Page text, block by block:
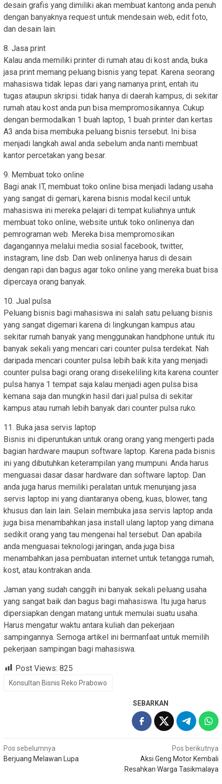
desain grafis yang dimiliki akan membuat kantong anda penuh
dengan banyaknya request untuk mendesain web, edit foto,
dan desain lain.
8. Jasa print
Kalau anda memiliki printer di rumah atau di kost anda, buka
jasa print memang peluang bisnis yang tepat. Karena seorang
mahasiswa tidak lepas dari yang namanya print, entah itu
tugas ataupun skripsi. tidak hanya di daerah kampus, di sekitar
rumah atau kost anda pun bisa mempromosikannya. Cukup
dengan bermodalkan 1 buah laptop, 1 buah printer dan kertas
A3 anda bisa membuka peluang bisnis tersebut. Ini bisa
menjadi langkah awal anda sebelum anda nanti membuat
kantor percetakan yang besar.
9. Membuat toko online
Bagi anak IT, membuat toko online bisa menjadi ladang usaha
yang sangat di gemari, karena bisnis modal kecil untuk
mahasiswa ini mereka pelajari di tempat kuliahnya untuk
membuat toko online, website untuk toko onlinenya dan
pemrograman web. Mereka bisa mempromosikan
dagangannya melalui media sosial facebook, twitter,
instagram, line dsb. Dan web onlinenya harus di desain
dengan rapi dan bagus agar toko online yang mereka buat bisa
dipercaya orang banyak.
10. Jual pulsa
Peluang bisnis bagi mahasiswa ini salah satu peluang bisnis
yang sangat digemari karena di lingkungan kampus atau
sekitar rumah banyak yang menggunakan handphone untuk itu
banyak sekali yang mencari cari counter pulsa terdekat. Nah
daripada mencari counter pulsa lebih baik kita yang menjadi
counter pulsa bagi orang orang disekeliling kita karena counter
pulsa hanya 1 tempat saja kalau menjadi agen pulsa bisa
kemana saja dan mungkin hasil dari jual pulsa di sekitar
kampus atau rumah lebih banyak dari counter pulsa ruko.
11. Buka jasa servis laptop
Bisnis ini diperuntukan untuk orang orang yang mengerti pada
bagian hardware maupun software laptop. Karena pada bisnis
ini yang dibutuhkan keterampilan yang mumpuni. Anda harus
menguasai dasar dasar hardware dan software laptop. Dan
anda juga harus memiliki peralatan untuk menunjang jasa
servis laptop ini yang diantaranya obeng, kuas, blower, tang
khusus dan lain lain. Selain membuka jasa servis laptop anda
juga bisa menambahkan jasa install ulang laptop yang dimana
sedikit orang yang tau mengenai hal tersebut. Dan apabila
anda menguasai teknologi jaringan, anda juga bisa
menambahkan jasa pembuatan internet untuk tetangga rumah,
kost, atau kontrakan anda.
Jaman yang sudah canggih ini banyak sekali peluang usaha
yang sangat baik dan bagus bagi mahasiswa. Itu juga harus
dipersiapkan dengan matang untuk memulai suatu usaha.
Harus mengatur waktu antara kuliah dan pekerjaan
sampingannya. Semoga artikel ini bermanfaat untuk memilih
pekerjaan sampingan bagi mahasiswa.
Post Views: 825
Konsultan Bisnis Reko Prabowo
SEBARKAN
Navigasi
pos
Pos sebelumnya
Berjuang Melawan Lupa
Pos berikutnya
Aksi Geng Motor Kembali
Resahkan Warga Tasikmalaya